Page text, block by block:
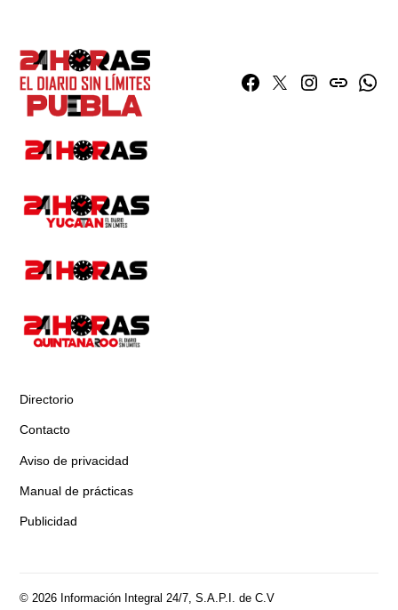
Facebook
TwitterInstagram
issuu
Directorio
Contacto
Aviso de privacidad
Manual de prácticas
Publicidad
© 2026 Información Integral 24/7, S.A.P.I. de C.V